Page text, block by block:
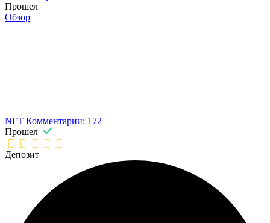
Прошел
Обзор
NFT Комментарии: 172
Прошел
Депозит